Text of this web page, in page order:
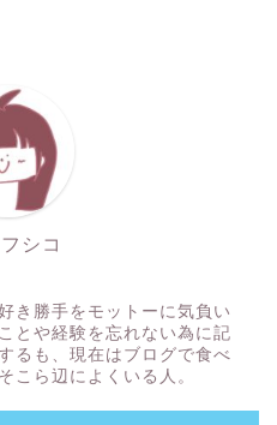
シコ
き勝手をモットーに気負い
とや経験を忘れない為に記
るも、現在はブログで食べ
こら辺によくいる人。